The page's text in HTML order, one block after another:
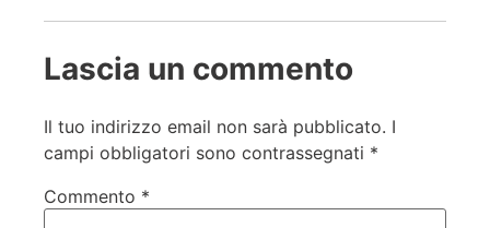
Lascia un commento
Il tuo indirizzo email non sarà pubblicato. I
campi obbligatori sono contrassegnati *
Commento *